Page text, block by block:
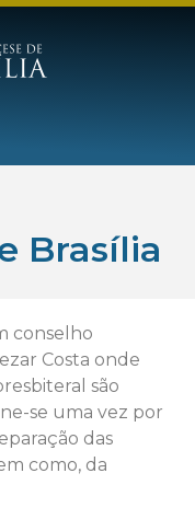
Brasília
conselho
Costa onde
são
se uma vez por
das
como, da